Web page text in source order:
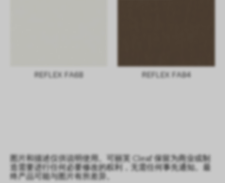
REFLEX FA68 REFLEX FA84
图片和描述仅供说明使用。可丽芙 Cleaf 保留为商业或制
造需要进行任何必要修改的权利，无需任何事先通知。最
终产品可能与图片有所差异。